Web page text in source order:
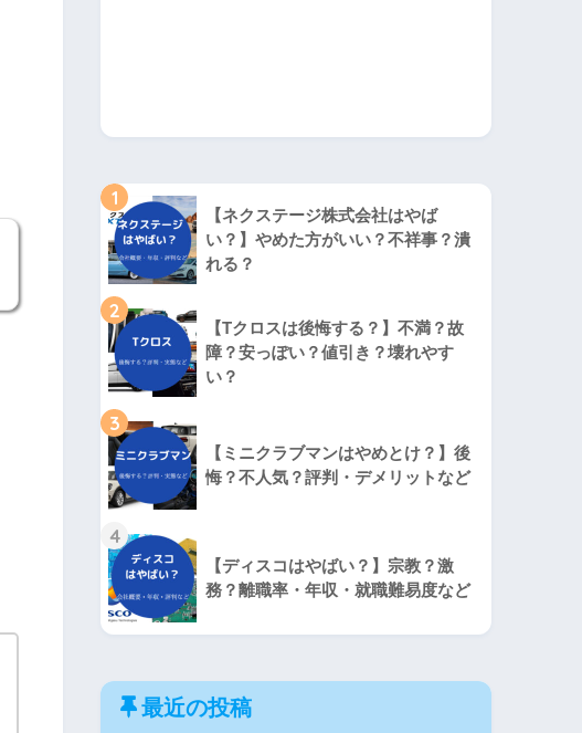
1
【ネクステージ株式会社はやば
い？】やめた方がいい？不祥事？潰
れる？
2
【Tクロスは後悔する？】不満？故
障？安っぽい？値引き？壊れやす
い？
3
【ミニクラブマンはやめとけ？】後
悔？不人気？評判・デメリットなど
4
【ディスコはやばい？】宗教？激
務？離職率・年収・就職難易度など
最近の投稿